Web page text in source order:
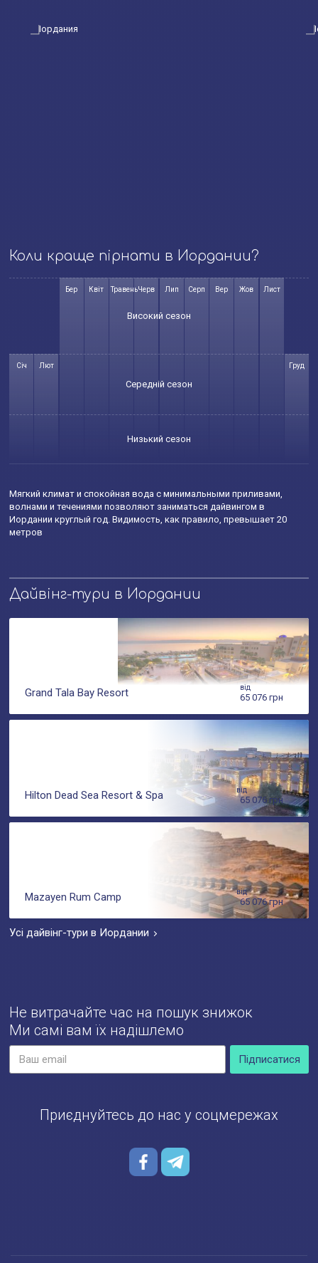
Коли краще пірнати в Иордании?
Високий сезон
Середній сезон
Низький сезон
Січ Лют
Бер Квіт ТравеньЧерв Лип Серп Вер Жов Лист
Груд
Мягкий климат и спокойная вода с минимальными приливами,
волнами и течениями позволяют заниматься дайвингом в
Иордании круглый год. Видимость, как правило, превышает 20
метров
Дайвінг-тури в Иордании
Grand Tala Bay Resort від
65 076 грн
Hilton Dead Sea Resort & Spa від
65 076 грн
Mazayen Rum Camp від
65 076 грн
Усі дайвінг-тури в Иордании
Не витрачайте час на пошук знижок
Ми самі вам їх надішлемо
Приєднуйтесь до нас у соцмережах